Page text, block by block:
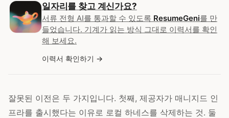
일자리를 찾고 계신가요?
서류 전형 AI를 통과할 수 있도록 ResumeGeni를 만
들었습니다. 기계가 읽는 방식 그대로 이력서를 확인
해 보세요.
이력서 확인하기
잘못된 이전은 두 가지입니다. 첫째, 제공자가 매니지드 인
프라를 출시했다는 이유로 로컬 하네스를 삭제하는 것. 둘